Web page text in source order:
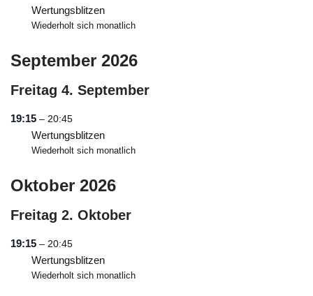
Wertungsblitzen
Wiederholt sich monatlich
September 2026
Freitag 4. September
19:15 – 20:45
Wertungsblitzen
Wiederholt sich monatlich
Oktober 2026
Freitag 2. Oktober
19:15 – 20:45
Wertungsblitzen
Wiederholt sich monatlich